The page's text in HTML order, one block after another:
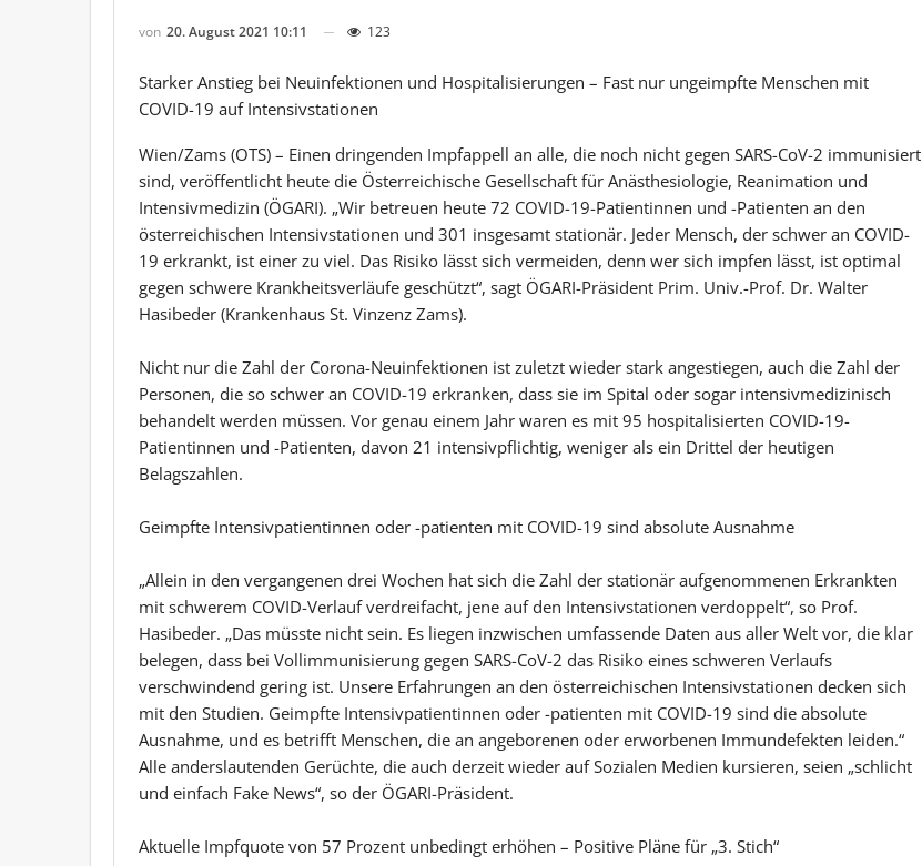
von 20. August 2021 10:11 123
Starker Anstieg bei Neuinfektionen und Hospitalisierungen – Fast nur ungeimpfte Menschen mit
COVID-19 auf Intensivstationen
Wien/Zams (OTS) – Einen dringenden Impfappell an alle, die noch nicht gegen SARS-CoV-2 immunisiert
sind, veröffentlicht heute die Österreichische Gesellschaft für Anästhesiologie, Reanimation und
Intensivmedizin (ÖGARI). „Wir betreuen heute 72 COVID-19-Patientinnen und -Patienten an den
österreichischen Intensivstationen und 301 insgesamt stationär. Jeder Mensch, der schwer an COVID-
19 erkrankt, ist einer zu viel. Das Risiko lässt sich vermeiden, denn wer sich impfen lässt, ist optimal
gegen schwere Krankheitsverläufe geschützt“, sagt ÖGARI-Präsident Prim. Univ.-Prof. Dr. Walter
Hasibeder (Krankenhaus St. Vinzenz Zams).
Nicht nur die Zahl der Corona-Neuinfektionen ist zuletzt wieder stark angestiegen, auch die Zahl der
Personen, die so schwer an COVID-19 erkranken, dass sie im Spital oder sogar intensivmedizinisch
behandelt werden müssen. Vor genau einem Jahr waren es mit 95 hospitalisierten COVID-19-
Patientinnen und -Patienten, davon 21 intensivpflichtig, weniger als ein Drittel der heutigen
Belagszahlen.
Geimpfte Intensivpatientinnen oder -patienten mit COVID-19 sind absolute Ausnahme
„Allein in den vergangenen drei Wochen hat sich die Zahl der stationär aufgenommenen Erkrankten
mit schwerem COVID-Verlauf verdreifacht, jene auf den Intensivstationen verdoppelt“, so Prof.
Hasibeder. „Das müsste nicht sein. Es liegen inzwischen umfassende Daten aus aller Welt vor, die klar
belegen, dass bei Vollimmunisierung gegen SARS-CoV-2 das Risiko eines schweren Verlaufs
verschwindend gering ist. Unsere Erfahrungen an den österreichischen Intensivstationen decken sich
mit den Studien. Geimpfte Intensivpatientinnen oder -patienten mit COVID-19 sind die absolute
Ausnahme, und es betrifft Menschen, die an angeborenen oder erworbenen Immundefekten leiden.“
Alle anderslautenden Gerüchte, die auch derzeit wieder auf Sozialen Medien kursieren, seien „schlicht
und einfach Fake News“, so der ÖGARI-Präsident.
Aktuelle Impfquote von 57 Prozent unbedingt erhöhen – Positive Pläne für „3. Stich“